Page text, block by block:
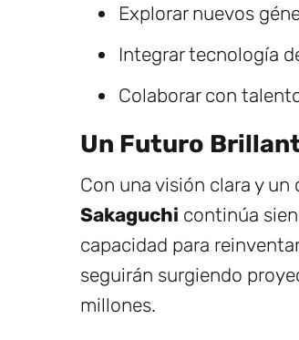
Explorar nuevos
Integrar tecnología
Colaborar con
Un Futuro
Con una visión clara y
Sakaguchi continúa
capacidad para
seguirán surgiendo
millones.